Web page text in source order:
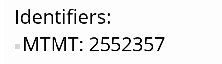
Identifiers
MTMT: 2552357